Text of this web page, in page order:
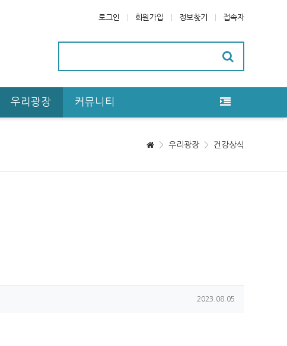
로그인 회원가입 정보찾기 접속자
우리광장 커뮤니티
우리광장 건강상식
작성일
2023.08.05